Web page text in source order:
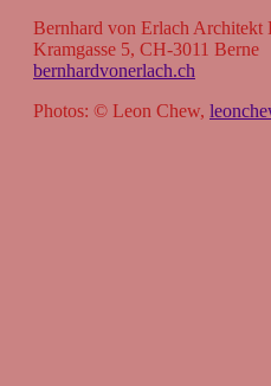
Bern­hard von Erlach Archi­tekt
Kram­gasse 5, CH-3011 Berne
bernhardvonerlach.ch
Pho­tos: © Leon Chew,